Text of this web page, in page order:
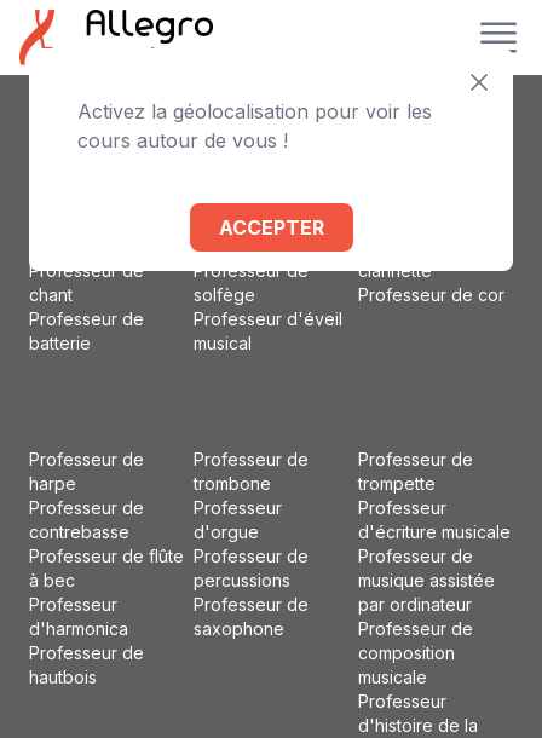
Activez la géolocalisation pour voir les
cours autour de vous !
ACCEPTER
Professeur de
Professeur de
chant
Professeur de
batterie
Professeur de
violoncelle
Professeur de
basse
Professeur de
solfège
Professeur d'éveil
musical
Professeur
clarinette
Professeur de cor
Professeur de
harpe
Professeur de
contrebasse
Professeur de flûte
à bec
Professeur
d'harmonica
Professeur de
hautbois
Professeur de
trombone
Professeur
d'orgue
Professeur de
percussions
Professeur de
saxophone
Professeur de
trompette
Professeur
d'écriture musicale
Professeur de
musique assistée
par ordinateur
Professeur de
composition
musicale
Professeur
d'histoire de la